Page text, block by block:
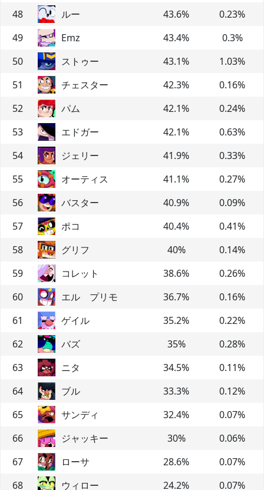
48
ルー 43.6% 0.23%
49
Emz 43.4% 0.3%
50
ストゥー 43.1% 1.03%
51
チェスター 42.3% 0.16%
52
パム 42.1% 0.24%
53
エドガー 42.1% 0.63%
54
ジェリー 41.9% 0.33%
55
オーティス 41.1% 0.27%
56
バスター 40.9% 0.09%
57
ポコ 40.4% 0.41%
58
グリフ 40% 0.14%
59
コレット 38.6% 0.26%
60
エル プリモ 36.7% 0.16%
61
ゲイル 35.2% 0.22%
62
バズ 35% 0.28%
63
ニタ 34.5% 0.11%
64
ブル 33.3% 0.12%
65
サンディ 32.4% 0.07%
66
ジャッキー 30% 0.06%
67
ローサ 28.6% 0.07%
68
ウィロー 24.2% 0.07%